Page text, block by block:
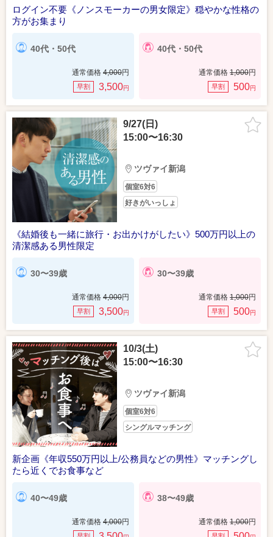
ログイン不要《ノンスモーカーの男女限定》穏やかな性格の
方がお集まり
40代・50代
通常価格 4,000円
早割 3,500円
40代・50代
通常価格 1,000円
早割 500円
9/27(日)
15:00〜16:30
ツヴァイ新潟
個室6対6
好きがいっしょ
《結婚後も一緒に旅行・お出かけがしたい》500万円以上の
清潔感ある男性限定
30〜39歳
通常価格 4,000円
早割 3,500円
30〜39歳
通常価格 1,000円
早割 500円
10/3(土)
15:00〜16:30
ツヴァイ新潟
個室6対6
シングルマッチング
新企画《年収550万円以上/公務員などの男性》マッチングし
たら近くでお食事など
40〜49歳
通常価格 4,000円
38〜49歳
通常価格 1,000円